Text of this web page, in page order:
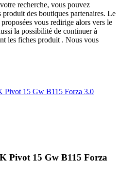
recherche, vous pouvez
des boutiques partenaires. Le
vous redirige alors vers le
la possibilité de continuer à
les fiches produit . Nous vous
Pivot 15 Gw B115 Forza 3.0
Pivot 15 Gw B115 Forza